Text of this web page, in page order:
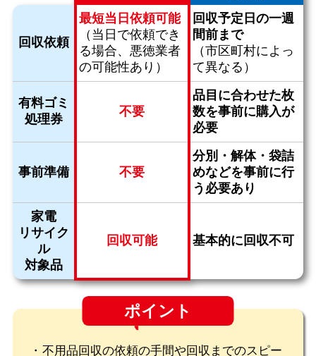
回収依頼
最短当日依頼可能
（当日で依頼でき
る場合、 悪徳業者
の可能性あり）
回収予定日の一週
間前まで
（市区町村によっ
て異なる）
有料ゴミ
処理券
不要
品目に合わせた枚
数を事前に購入が
必要
事前準備 不要
分別・解体・袋詰
めなどを事前に行
う必要あり
家電
リサイク
ル
対象品
回収可能 基本的に回収不可
ポイント
不用品回収の依頼の手間や回収までのスピー